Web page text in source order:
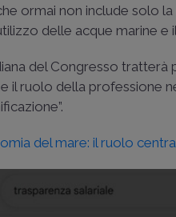
ormai non include solo
delle acque marine e
del Congresso
il ruolo della professione
del mare: il ruolo